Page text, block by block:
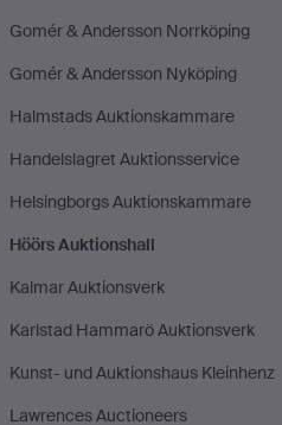
Gomér & Andersson Norrköping
Gomér & Andersson Nyköping
Halmstads Auktionskammare
Handelslagret Auktionsservice
Helsingborgs Auktionskammare
Höörs Auktionshall
Kalmar Auktionsverk
Karlstad Hammarö Auktionsverk
Kunst- und Auktionshaus Kleinhenz
Lawrences Auctioneers